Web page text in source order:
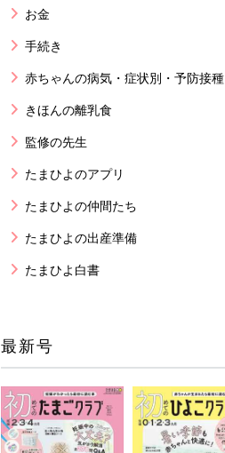
お金
手続き
赤ちゃんの病気・症状別・予防接種
きほんの離乳食
監修の先生
たまひよのアプリ
たまひよの仲間たち
たまひよの出産準備
たまひよ白書
最新号